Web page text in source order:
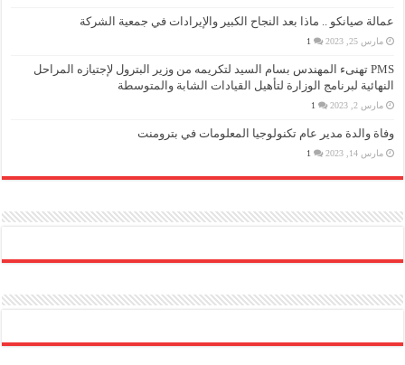
عمالة صيانكو .. ماذا بعد النجاح الكبير والإيرادات في جمعية الشركة
مارس 25, 2023 1
PMS تهنىء المهندس بسام السيد لتكريمه من وزير البترول لإجتيازه المراحل
النهائية لبرنامج الوزارة لتأهيل القيادات الشابة والمتوسطة
مارس 2, 2023 1
وفاة والدة مدير عام تكنولوجيا المعلومات في بترومنت
مارس 14, 2023 1